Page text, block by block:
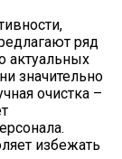
ряд
актуальных
значительно
очистка –
избежать